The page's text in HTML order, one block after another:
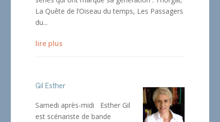
La Quête de l’Oiseau du temps, Les Passagers
du...
lire plus
Gil Esther
Samedi après-midi Esther Gil
est scénariste de bande